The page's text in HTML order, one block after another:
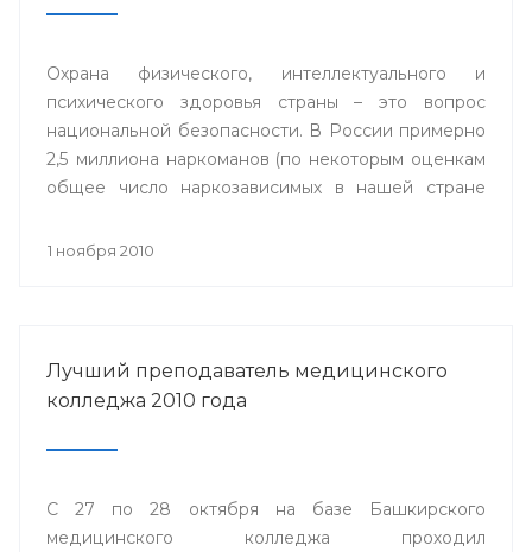
Охрана физического, интеллектуального и
психического здоровья страны – это вопрос
национальной безопасности. В России примерно
2,5 миллиона наркоманов (по некоторым оценкам
общее число наркозависимых в нашей стране
1 ноября 2010
Лучший преподаватель медицинского
колледжа 2010 года
С 27 по 28 октября на базе Башкирского
медицинского колледжа проходил